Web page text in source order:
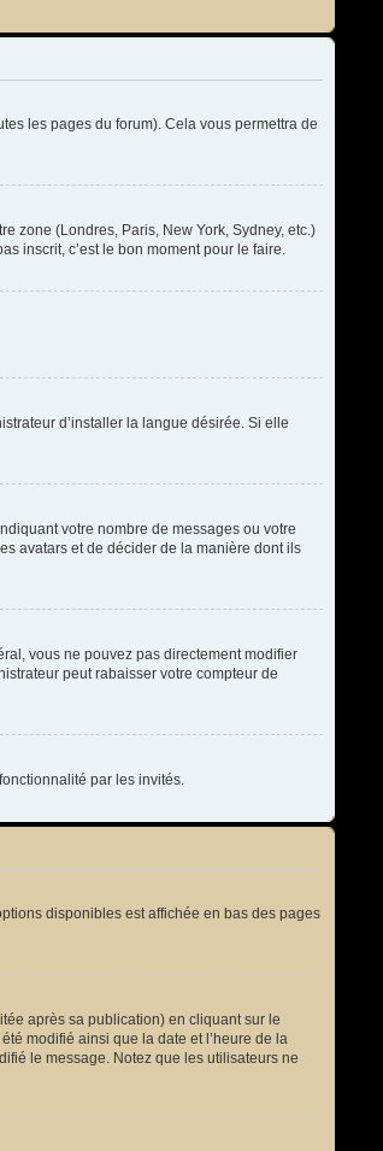
les pages du forum). Cela vous permettra de
zone (Londres, Paris, New York, Sydney, etc.)
inscrit, c’est le bon moment pour le faire.
d’installer la langue désirée. Si elle
votre nombre de messages ou votre
avatars et de décider de la manière dont ils
vous ne pouvez pas directement modifier
peut rabaisser votre compteur de
par les invités.
disponibles est affichée en bas des pages
après sa publication) en cliquant sur le
modifié ainsi que la date et l’heure de la
le message. Notez que les utilisateurs ne